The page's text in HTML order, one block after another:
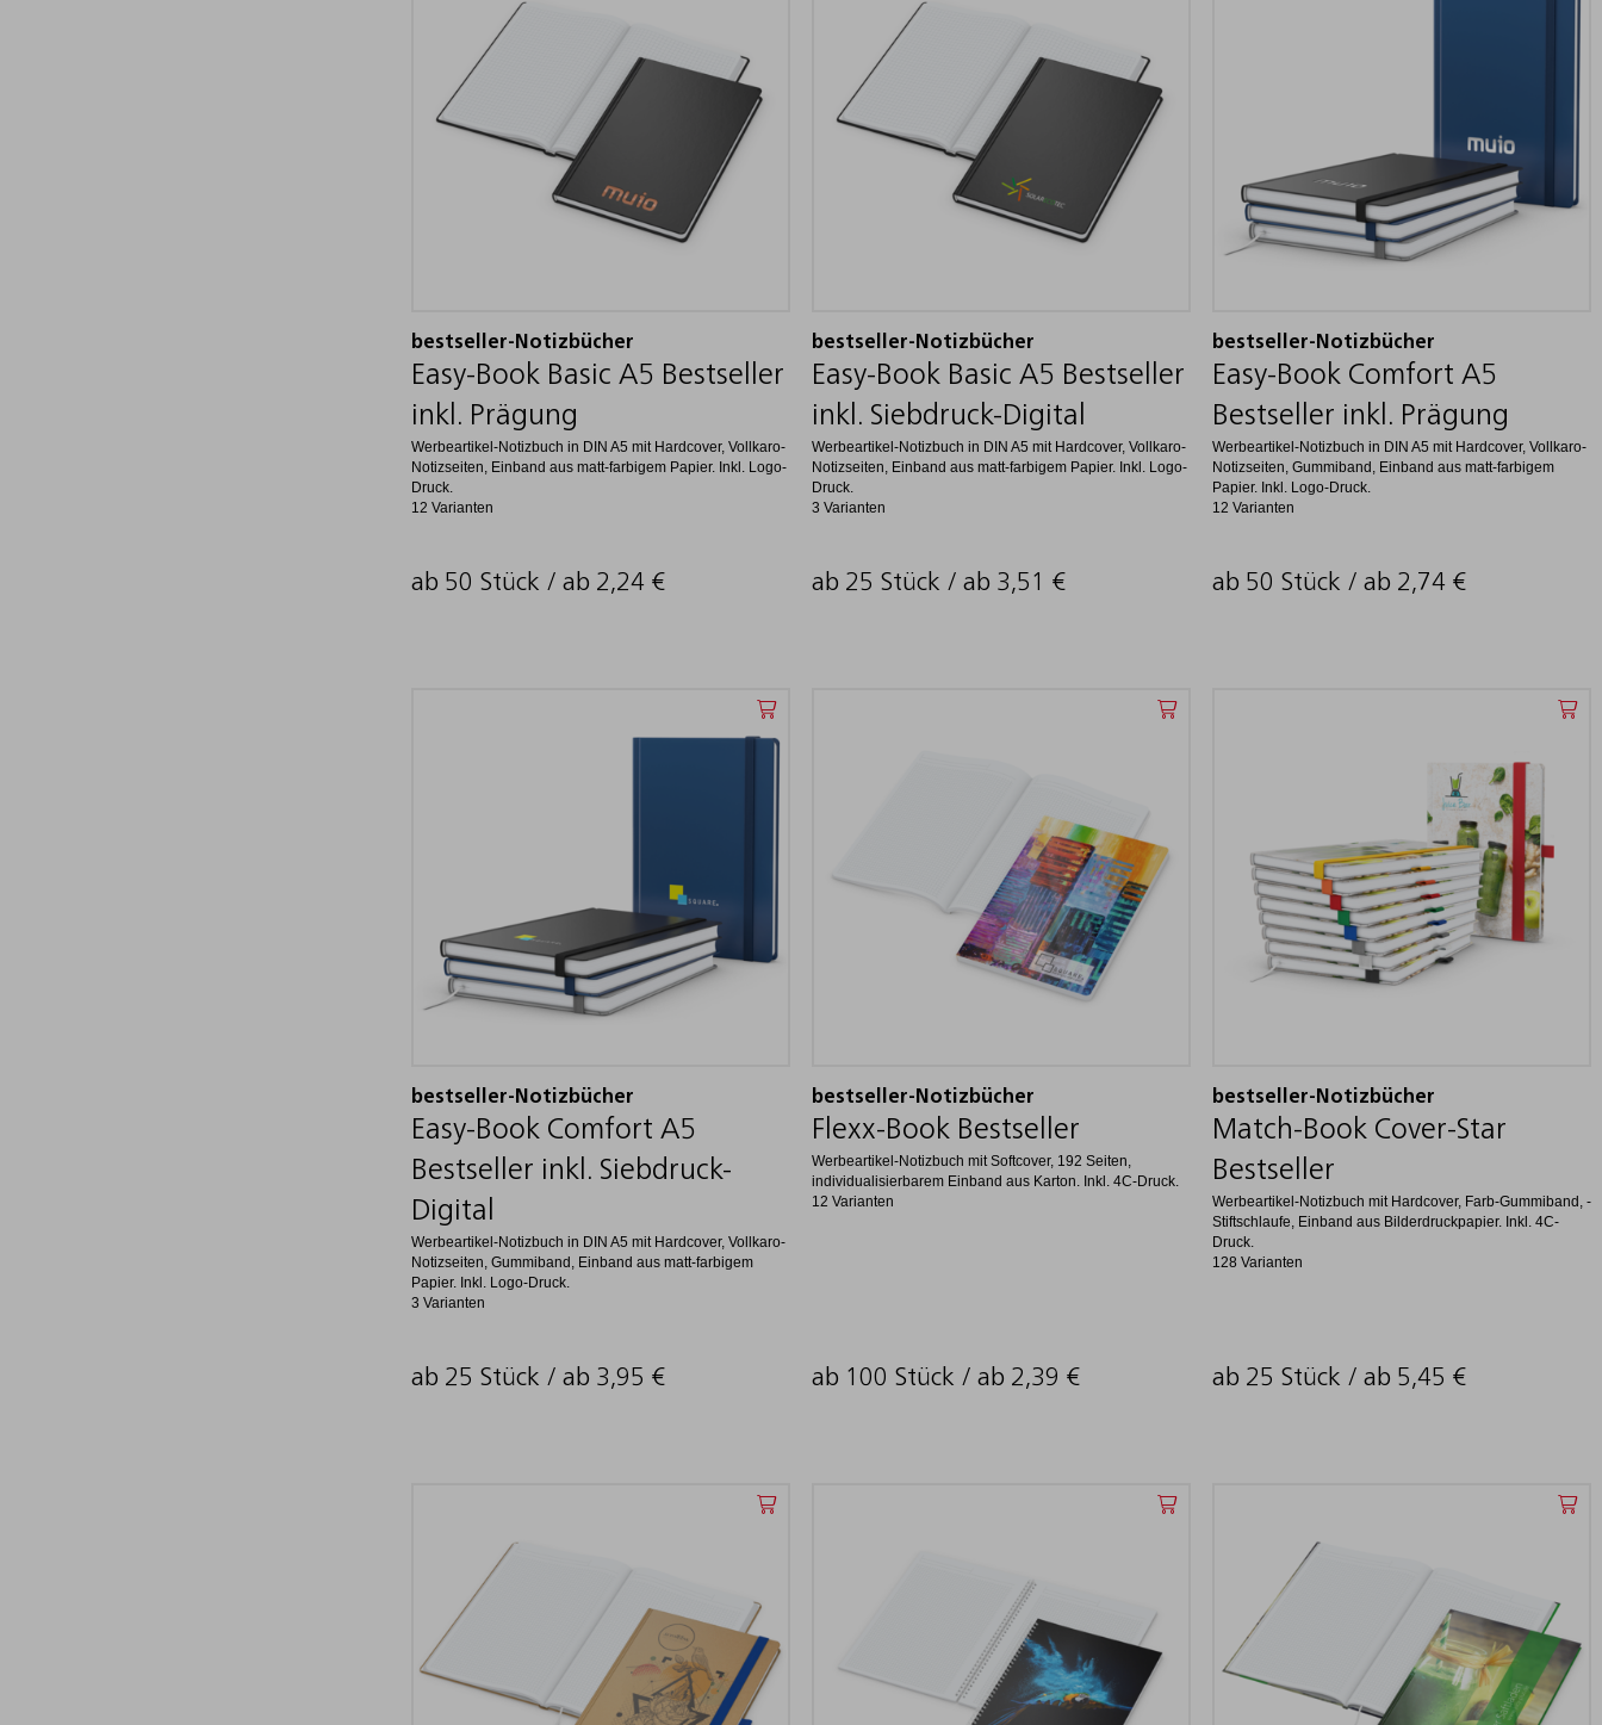
bestseller-Notizbücher
Easy-Book Basic A5 Bestseller
inkl. Prägung
Werbeartikel-Notizbuch in DIN A5 mit Hardcover, Vollkaro-
Notizseiten, Einband aus matt-farbigem Papier. Inkl. Logo-
Druck.
12 Varianten
ab 50 Stück / ab 2,24 €
bestseller-Notizbücher
Easy-Book Basic A5 Bestseller
inkl. Siebdruck-Digital
Werbeartikel-Notizbuch in DIN A5 mit Hardcover, Vollkaro-
Notizseiten, Einband aus matt-farbigem Papier. Inkl. Logo-
Druck.
3 Varianten
ab 25 Stück / ab 3,51 €
bestseller-Notizbücher
Easy-Book Comfort A5
Bestseller inkl. Prägung
Werbeartikel-Notizbuch in DIN A5 mit Hardcover, Vollkaro-
Notizseiten, Gummiband, Einband aus matt-farbigem
Papier. Inkl. Logo-Druck.
12 Varianten
ab 50 Stück / ab 2,74 €
bestseller-Notizbücher
Easy-Book Comfort A5
Bestseller inkl. Siebdruck-
Digital
Werbeartikel-Notizbuch in DIN A5 mit Hardcover, Vollkaro-
Notizseiten, Gummiband, Einband aus matt-farbigem
Papier. Inkl. Logo-Druck.
3 Varianten
ab 25 Stück / ab 3,95 €
bestseller-Notizbücher
Flexx-Book Bestseller
Werbeartikel-Notizbuch mit Softcover, 192 Seiten,
individualisierbarem Einband aus Karton. Inkl. 4C-Druck.
12 Varianten
ab 100 Stück / ab 2,39 €
bestseller-Notizbücher
Match-Book Cover-Star
Bestseller
Werbeartikel-Notizbuch mit Hardcover, Farb-Gummiband, -
Stiftschlaufe, Einband aus Bilderdruckpapier. Inkl. 4C-
Druck.
128 Varianten
ab 25 Stück / ab 5,45 €